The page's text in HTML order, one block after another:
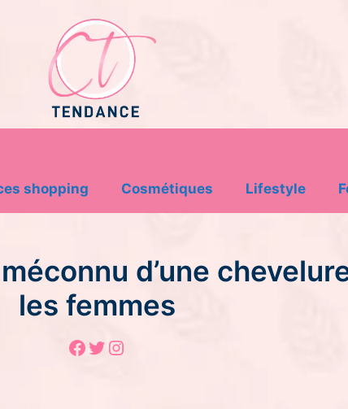
shopping Cosmétiques Lifestyle
d’une
les femmes
Facebook
Twitter
Instagram